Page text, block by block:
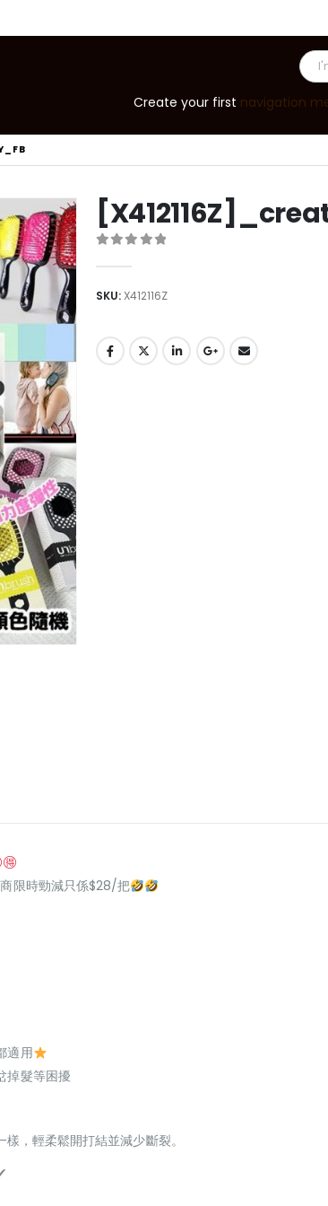
Create your first navigation
SKU:X412116Z
限時勁減只係$28/把
適用
掉髮等困擾
，輕柔鬆開打結並減少斷裂。